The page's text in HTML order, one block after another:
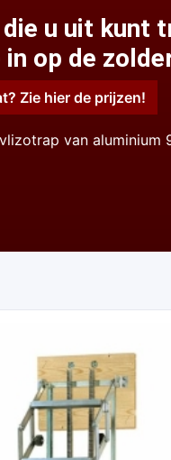
u uit kunt
op de
Zie hier de prijzen!
van aluminium